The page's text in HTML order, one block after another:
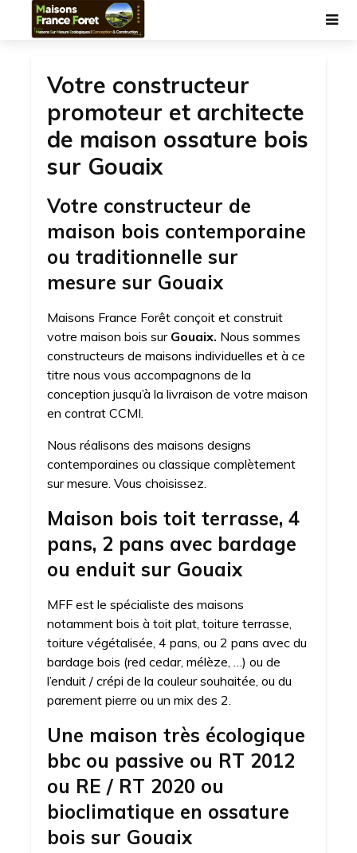
Votre constructeur
promoteur et architecte
de maison ossature bois
sur Gouaix
Votre constructeur de
maison bois contemporaine
ou traditionnelle sur
mesure sur Gouaix
Maisons France Forêt conçoit et construit
votre maison bois sur Gouaix. Nous sommes
constructeurs de maisons individuelles et à ce
titre nous vous accompagnons de la
conception jusqu’à la livraison de votre maison
en contrat CCMI.
Nous réalisons des maisons designs
contemporaines ou classique complètement
sur mesure. Vous choisissez.
Maison bois toit terrasse, 4
pans, 2 pans avec bardage
ou enduit sur Gouaix
MFF est le spécialiste des maisons
notamment bois à toit plat, toiture terrasse,
toiture végétalisée, 4 pans, ou 2 pans avec du
bardage bois (red cedar, mélèze, …) ou de
l’enduit / crépi de la couleur souhaitée, ou du
parement pierre ou un mix des 2.
Une maison très écologique
bbc ou passive ou RT 2012
ou RE / RT 2020 ou
bioclimatique en ossature
bois sur Gouaix